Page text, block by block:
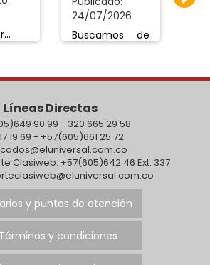
al
24/07/2026
Buscamos de
doméstica
cuidado de un
niño de 3
años,Con
descanso los
fines de
acordado
Requisitos:
Educación
básicas
Líneas Directas
90 99 - 320 665 29 58
19 69 - +57(605)661 25 72
Clasiweb: +57(605)642 46 Ext: 337
y puntos de atención
Términos y condiciones